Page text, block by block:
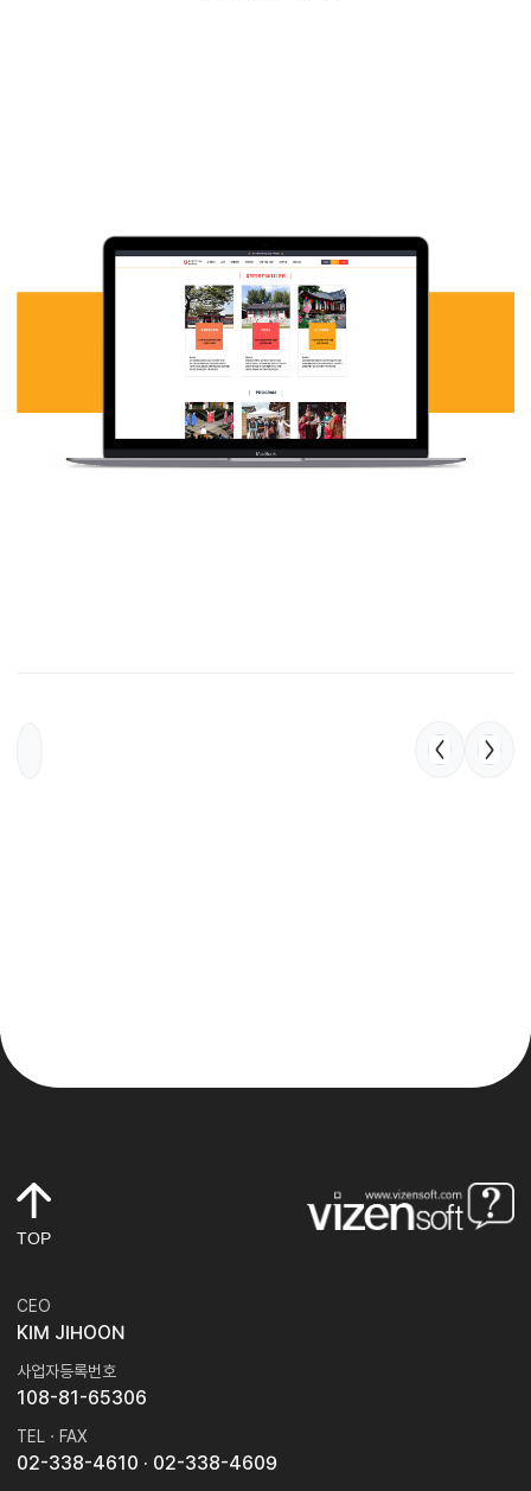
TOP
CEO
KIM JIHOON
사업자등록번호
108-81-65306
TEL · FAX
02-338-4610 · 02-338-4609